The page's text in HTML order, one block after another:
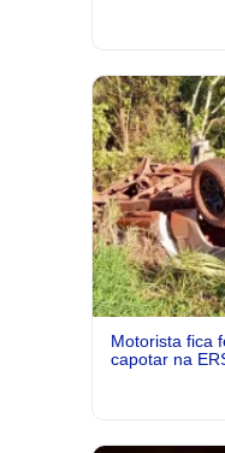
Motorista fica
capotar na